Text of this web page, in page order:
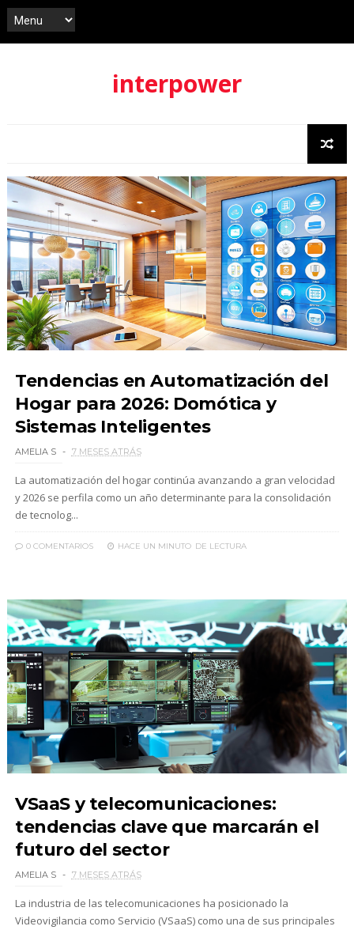
interpower
Tendencias en Automatización del
Hogar para 2026: Domótica y
Sistemas Inteligentes
AMELIA S 7 MESES ATRÁS
La automatización del hogar continúa avanzando a gran velocidad
y 2026 se perfila como un año determinante para la consolidación
de tecnolog...
0 COMENTARIOS HACE UN MINUTO DE LECTURA
VSaaS y telecomunicaciones:
tendencias clave que marcarán el
futuro del sector
AMELIA S 7 MESES ATRÁS
La industria de las telecomunicaciones ha posicionado la
Videovigilancia como Servicio (VSaaS) como una de sus principales